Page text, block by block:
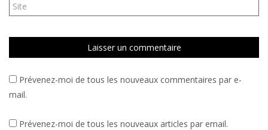
Prévenez-moi de tous les nouveaux commentaires par e-
mail.
Prévenez-moi de tous les nouveaux articles par email.